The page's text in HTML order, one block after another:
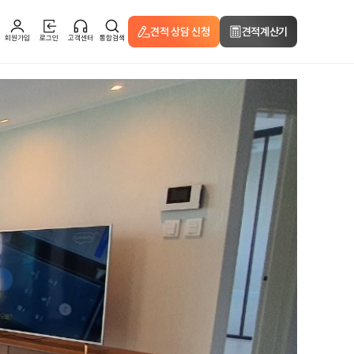
회원가입 로그인 고객센터 통합검색 견적 상담 신청 견적계산기